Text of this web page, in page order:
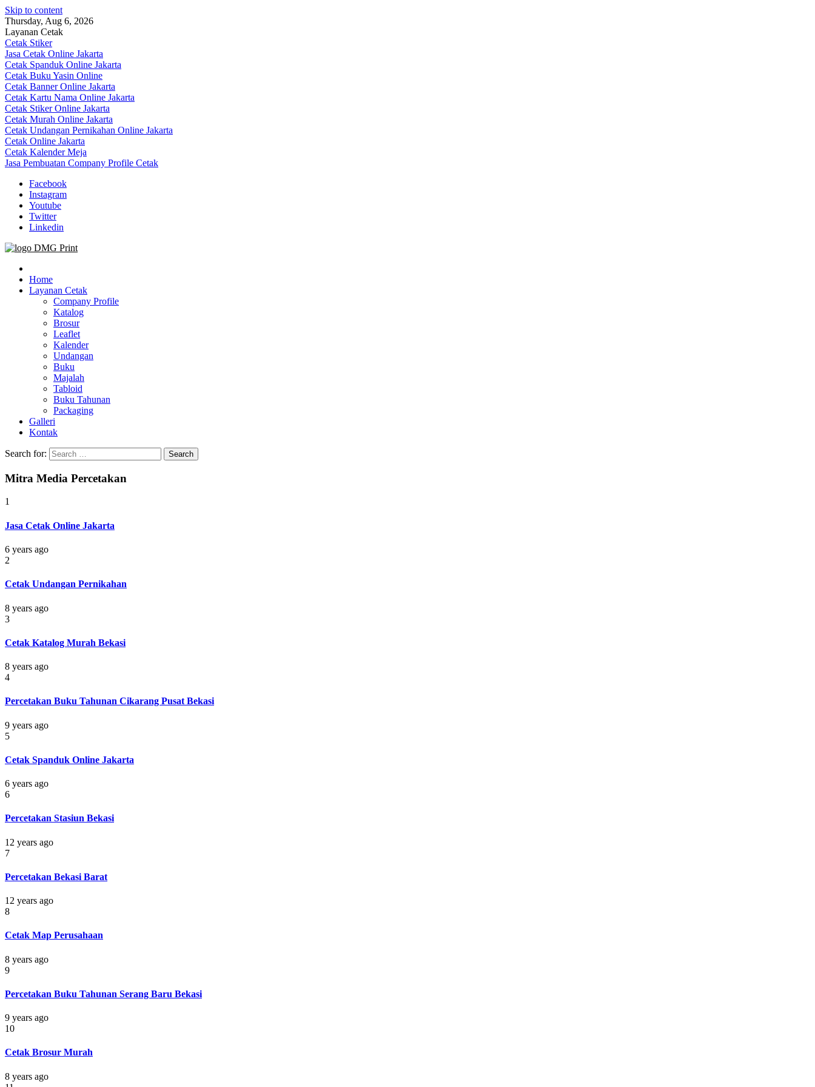
Skip to content
Thursday, Aug 6, 2026
Layanan Cetak
Cetak Stiker
Jasa Cetak Online Jakarta
Cetak Spanduk Online Jakarta
Cetak Buku Yasin Online
Cetak Banner Online Jakarta
Cetak Kartu Nama Online Jakarta
Cetak Stiker Online Jakarta
Cetak Murah Online Jakarta
Cetak Undangan Pernikahan Online Jakarta
Cetak Online Jakarta
Cetak Kalender Meja
Jasa Pembuatan Company Profile Cetak
Facebook
Instagram
Youtube
Twitter
Linkedin
Jasa Cetak Online DMG Printing
Home
Layanan Cetak
Company Profile
Katalog
Brosur
Leaflet
Kalender
Undangan
Buku
Majalah
Tabloid
Buku Tahunan
Packaging
Galleri
Kontak
Search for:
Mitra Media Percetakan
1
Jasa Cetak Online Jakarta
6 years ago
2
Cetak Undangan Pernikahan
8 years ago
3
Cetak Katalog Murah Bekasi
8 years ago
4
Percetakan Buku Tahunan Cikarang Pusat Bekasi
9 years ago
5
Cetak Spanduk Online Jakarta
6 years ago
6
Percetakan Stasiun Bekasi
12 years ago
7
Percetakan Bekasi Barat
12 years ago
8
Cetak Map Perusahaan
8 years ago
9
Percetakan Buku Tahunan Serang Baru Bekasi
9 years ago
10
Cetak Brosur Murah
8 years ago